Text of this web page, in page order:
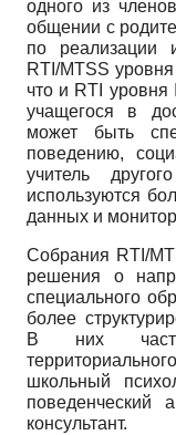
одного из
общении с
по реализации
RTI/MTSS
что и RTI уровня
учащегося в
может быть
поведению,
учитель
используются
данных и
Собрания RTI/
решения о
специального
более
В них часто
школьный
поведенческий
консультант.